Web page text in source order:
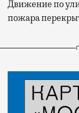
Движение по
пожара